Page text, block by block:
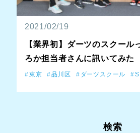
2021/02/19
【業界初】ダーツのスクール
ろか担当者さんに訊いてみた
東京 品川区 ダーツスクール
検索